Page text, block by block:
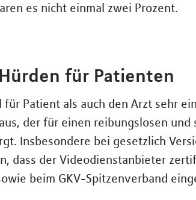
es nicht einmal zwei Prozent.
für Patienten
Patient als auch den Arzt sehr
der für einen reibungslosen und
Insbesondere bei gesetzlich
dass der Videodienstanbieter
beim GKV-Spitzenverband